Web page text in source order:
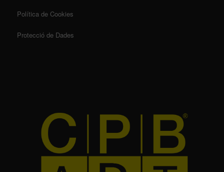
Política de Cookies
Protecció de Dades